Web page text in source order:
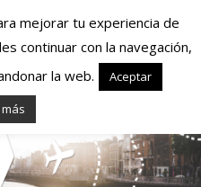
en
en
mejorar tu experiencia de
continuar con la navegación,
la web.
Aceptar